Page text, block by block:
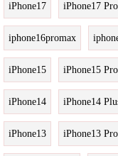
iPhone17 iPhone17
iphone16promax
iPhone15 iPhone15 Pro
iPhone14 iPhone14
iPhone13 iPhone13 Pro